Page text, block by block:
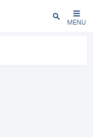
Schließen
MENU